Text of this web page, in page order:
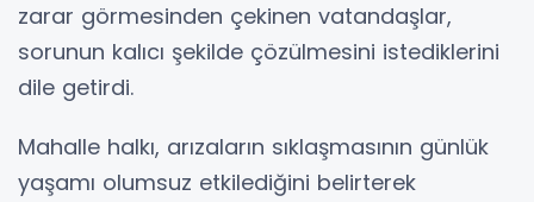
zarar görmesinden çekinen vatandaşlar,
sorunun kalıcı şekilde çözülmesini istediklerini
dile getirdi.
Mahalle halkı, arızaların sıklaşmasının günlük
yaşamı olumsuz etkilediğini belirterek